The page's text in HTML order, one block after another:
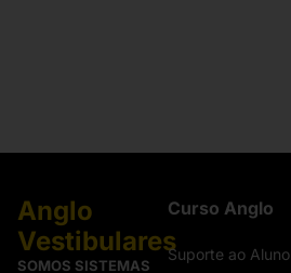
Anglo
Vestibulares
SOMOS SISTEMAS
Curso Anglo
Suporte ao Aluno